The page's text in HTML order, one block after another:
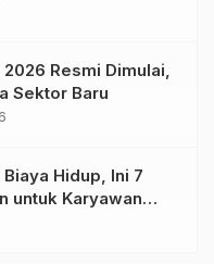
Resmi Dimulai,
Sektor Baru
Hidup, Ini 7
untuk Karyawan